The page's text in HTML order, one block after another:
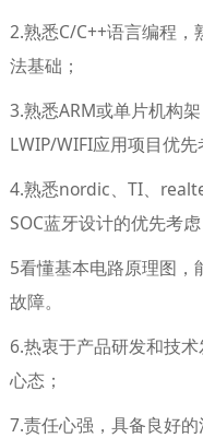
2.熟悉C/C++语言编程
法基础；
3.熟悉ARM或单片机构
LWIP/WIFI应用项目优先
4.熟悉nordic、TI、
SOC蓝牙设计的优先考虑
5看懂基本电路原理图，
故障。
6.热衷于产品研发和技
心态；
7.责任心强，具备良好的